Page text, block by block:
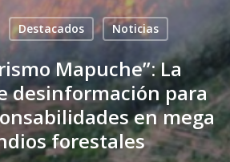
Destacados Noticias
Mapuche”: La
desinformación para
en mega
forestales